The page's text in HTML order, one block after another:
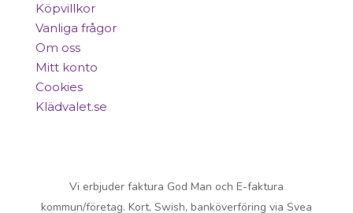
Köpvillkor
Vanliga frågor
Om oss
Mitt konto
Cookies
Klädvalet.se
Vi erbjuder faktura God Man och E-faktura
kommun/företag. Kort, Swish, banköverföring via Svea